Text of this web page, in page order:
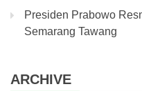
Presiden Prabowo
Semarang Tawang
ARCHIVE